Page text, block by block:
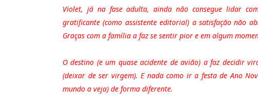
Violet, já na fase adulta, ainda não consegue lidar
gratificante (como assistente editorial) a satisfação não
Graças com a família a faz se sentir pior e em algum
O destino (e um quase acidente de avião) a faz decidir
(deixar de ser virgem). E nada como ir a festa de Ano
mundo a veja) de forma diferente.